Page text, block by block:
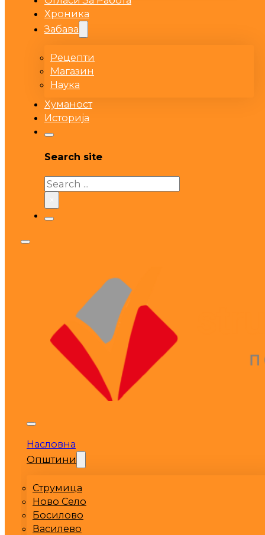
Хроника
Забава
Рецепти
Магазин
Наука
Хуманост
Историја
Search site
Search
Насловна
Општини
Струмица
Ново Село
Босилово
Василево